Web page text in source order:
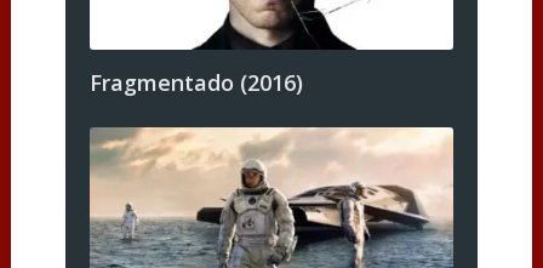
Fragmentado (2016)